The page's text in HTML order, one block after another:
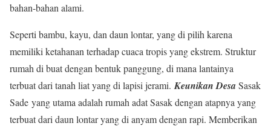
bahan-bahan alami.
Seperti bambu, kayu, dan daun lontar, yang di pilih karena
memiliki ketahanan terhadap cuaca tropis yang ekstrem. Struktur
rumah di buat dengan bentuk panggung, di mana lantainya
terbuat dari tanah liat yang di lapisi jerami. Keunikan DesaSasak
Sade yang utama adalah rumah adat Sasak dengan atapnya yang
terbuat dari daun lontar yang di anyam dengan rapi. Memberikan